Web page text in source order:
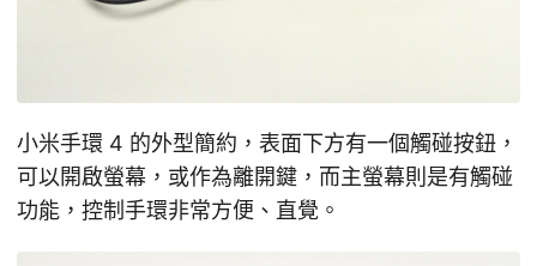
小米手環 4 的外型簡約，表面下方有一個觸碰按鈕，
可以開啟螢幕，或作為離開鍵，而主螢幕則是有觸碰
功能，控制手環非常方便、直覺。